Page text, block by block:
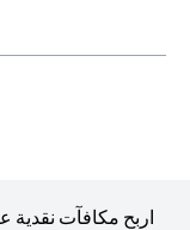
اربح مكافآت